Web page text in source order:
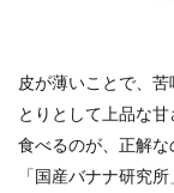
皮が薄いことで、
とりとして上品な
食べるのが、正解
「国産バナナ研究